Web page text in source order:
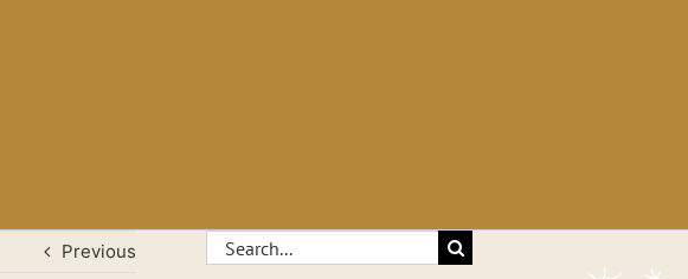
Previous
Search
for: